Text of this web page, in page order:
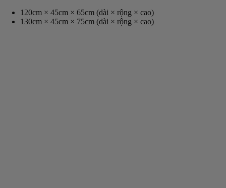
120cm × 45cm × 65cm (dài × rộng × cao)
130cm × 45cm × 75cm (dài × rộng × cao)